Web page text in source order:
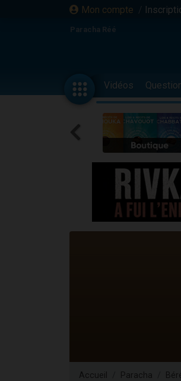
Mon compte /
Paracha Réé
Vidéos
Accueil Paracha